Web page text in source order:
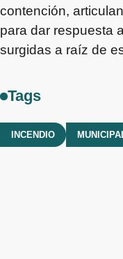
contención,
para dar respuesta
surgidas a raíz de
Tags
INCENDIO